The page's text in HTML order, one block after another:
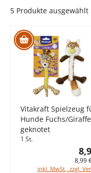
5 Produkte ausgewählt
Vitakraft Spielzeug
Hunde Fuchs/Giraffe
geknotet
1 St.
8,99
inkl. MwSt., zzgl.